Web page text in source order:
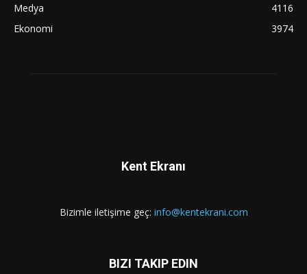
Medya
4116
Ekonomi
3974
Kent Ekranı
Bizimle iletişime geç: info@kentekrani.com
BIZI TAKIP EDIN